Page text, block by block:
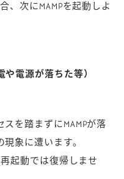
、次にMAMPを起動しよ
電源が落ちた等）
を踏まずにMAMPが落
象に遭います。
起動では復帰しませ